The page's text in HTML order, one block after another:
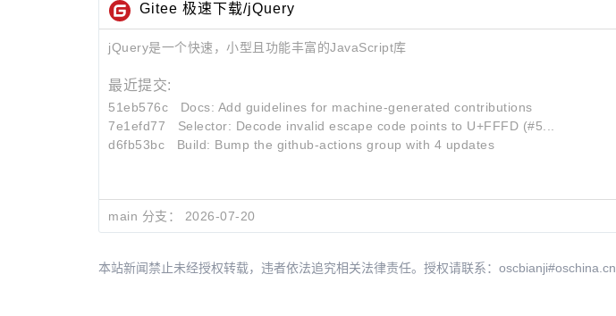
Gitee 极速下载/jQuery
jQuery是一个快速，小型且功能丰富的JavaScript库
最近提交:
51eb576c Docs: Add guidelines for machine-generated contributions
7e1efd77
Selector: Decode invalid escape code points to U+FFFD (#5...
d6fb53bc
Build: Bump the github-actions group with 4 updates
main 分支： 2026-07-20
本站新闻禁止未经授权转载，违者依法追究相关法律责任。授权请联系：oscbianji#oschina.cn